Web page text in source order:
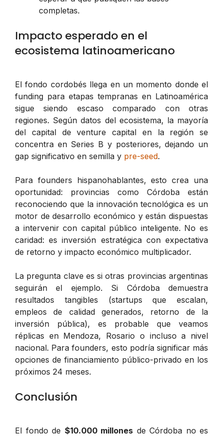
completas.
Impacto esperado en el
ecosistema latinoamericano
El fondo cordobés llega en un momento donde el
funding para etapas tempranas en Latinoamérica
sigue siendo escaso comparado con otras
regiones. Según datos del ecosistema, la mayoría
del capital de venture capital en la región se
concentra en Series B y posteriores, dejando un
gap significativo en semilla y pre-seed.
Para founders hispanohablantes, esto crea una
oportunidad: provincias como Córdoba están
reconociendo que la innovación tecnológica es un
motor de desarrollo económico y están dispuestas
a intervenir con capital público inteligente. No es
caridad: es inversión estratégica con expectativa
de retorno y impacto económico multiplicador.
La pregunta clave es si otras provincias argentinas
seguirán el ejemplo. Si Córdoba demuestra
resultados tangibles (startups que escalan,
empleos de calidad generados, retorno de la
inversión pública), es probable que veamos
réplicas en Mendoza, Rosario o incluso a nivel
nacional. Para founders, esto podría significar más
opciones de financiamiento público-privado en los
próximos 24 meses.
Conclusión
El fondo de $10.000 millones de Córdoba no es